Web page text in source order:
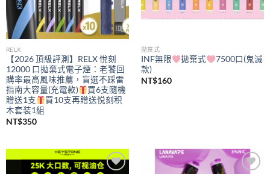
RELX
【2026 頂級評測】RELX 悅刻
12000 口拋棄式電子煙：老饕回
購率最高風味推薦，盲選不踩雷
指南大容量(充電款)
買6支隨機
贈送1支
買10支再贈送悦刻积
木套装1組
NT$350
拋棄式
INF無限 拋棄式
7500口(鬼滅
款)
NT$160